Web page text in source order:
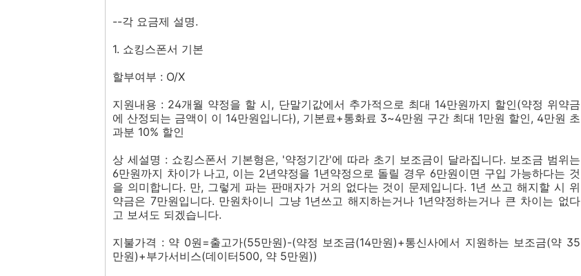
--각 요금제 설명.
1. 쇼킹스폰서 기본
할부여부 : O/X
지원내용 : 24개월 약정을 할 시, 단말기값에서 추가적으로 최대 14만원까지 할인(약정 위약금
에 산정되는 금액이 이 14만원입니다), 기본료+통화료 3~4만원 구간 최대 1만원 할인, 4만원 초
과분 10% 할인
상 세설명 : 쇼킹스폰서 기본형은, '약정기간'에 따라 초기 보조금이 달라집니다. 보조금 범위는
6만원까지 차이가 나고, 이는 2년약정을 1년약정으로 돌릴 경우 6만원이면 구입 가능하다는 것
을 의미합니다. 만, 그렇게 파는 판매자가 거의 없다는 것이 문제입니다. 1년 쓰고 해지할 시 위
약금은 7만원입니다. 만원차이니 그냥 1년쓰고 해지하는거나 1년약정하는거나 큰 차이는 없다
고 보셔도 되겠습니다.
지불가격 : 약 0원=출고가(55만원)-(약정 보조금(14만원)+통신사에서 지원하는 보조금(약 35
만원)+부가서비스(데이터500, 약 5만원))